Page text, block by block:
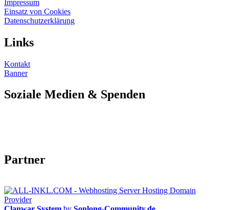
Impressum
Einsatz von Cookies
Datenschutzerklärung
Links
Kontakt
Banner
Soziale Medien & Spenden
Partner